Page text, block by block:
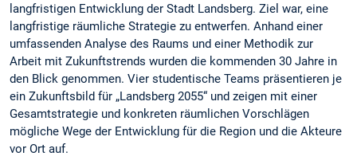
langfristigen Entwicklung der Stadt Landsberg. Ziel war, eine
langfristige räumliche Strategie zu entwerfen. Anhand einer
umfassenden Analyse des Raums und einer Methodik zur
Arbeit mit Zukunftstrends wurden die kommenden 30 Jahre in
den Blick genommen. Vier studentische Teams präsentieren je
ein Zukunftsbild für „Landsberg 2055“ und zeigen mit einer
Gesamtstrategie und konkreten räumlichen Vorschlägen
mögliche Wege der Entwicklung für die Region und die Akteure
vor Ort auf.